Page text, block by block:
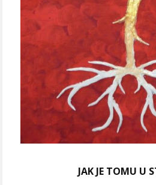
JAK JE TOMU U